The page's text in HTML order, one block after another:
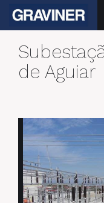
de Aguiar